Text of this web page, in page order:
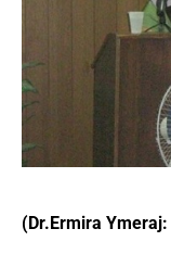
(Dr.Ermira Ymeraj: